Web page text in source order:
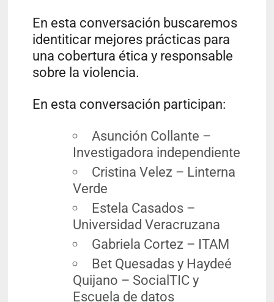
En esta conversación buscaremos
identiticar mejores prácticas para
una cobertura ética y responsable
sobre la violencia.
En esta conversación participan:
Asunción Collante –
Investigadora independiente
Cristina Velez – Linterna
Verde
Estela Casados –
Universidad Veracruzana
Gabriela Cortez – ITAM
Bet Quesadas y Haydeé
Quijano – SocialTIC y
Escuela de datos